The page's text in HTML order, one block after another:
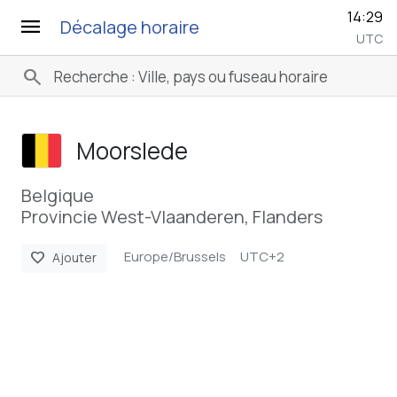
menu Décalage horaire 14:29
UTC
search
Moorslede
Belgique
Provincie West-Vlaanderen, Flanders
favorite Ajouter Europe/Brussels UTC+2